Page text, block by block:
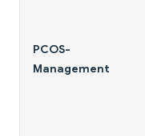
PCOS-
Management